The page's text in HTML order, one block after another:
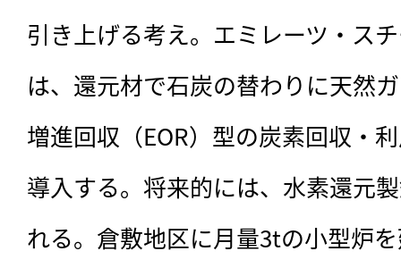
引き上げる考え。エミレーツ・ス
は、還元材で石炭の替わりに天然
増進回収（EOR）型の炭素回収・
導入する。将来的には、水素還元
れる。倉敷地区に月量3tの小型炉